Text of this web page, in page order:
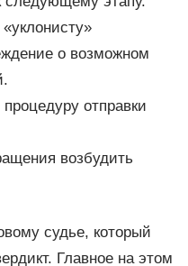
о возможном
отправки
возбудить
судье, который
Главное на этом